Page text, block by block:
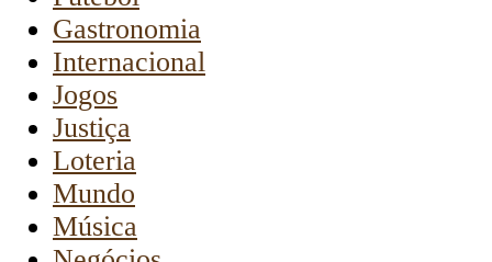
Gastronomia
Internacional
Jogos
Justiça
Loteria
Mundo
Música